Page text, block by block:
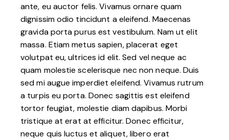
ante, eu auctor felis. Vivamus ornare quam
dignissim odio tincidunt a eleifend. Maecenas
gravida porta purus est vestibulum. Nam ut elit
massa. Etiam metus sapien, placerat eget
volutpat eu, ultrices id elit. Sed vel neque ac
quam molestie scelerisque nec non neque. Duis
sed mi augue imperdiet eleifend. Vivamus rutrum
a turpis eu porta. Donec sagittis est eleifend
tortor feugiat, molestie diam dapibus. Morbi
tristique at erat at efficitur. Donec efficitur,
neque quis luctus et aliquet, libero erat